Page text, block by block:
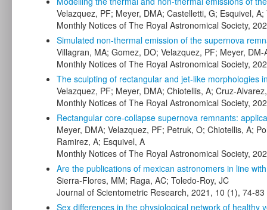
Velazquez, PF; Meyer, DMA; Castelletti, G; Esquivel,
Monthly Notices of The Royal Astronomical Society,
Simulated non-thermal emission of the supernova
Villagran, MA; Gomez, DO; Velazquez, PF; Meyer,
Monthly Notices of The Royal Astronomical Society,
The sculpting of rectangular and jet-like morphologies
Velazquez, PF; Meyer, DMA; Chiotellis, A; Cruz-
Monthly Notices of The Royal Astronomical Society,
Rectangular core-collapse supernova remnants:
Meyer, DMA; Velazquez, PF; Petruk, O; Chiotellis, A;
Ramirez, A; Esquivel, A
Monthly Notices of The Royal Astronomical Society,
Are the publications of mexican astronomers in line
Sierra-Flores, MM; Raga, AC; Toledo-Roy, JC
Journal of Scientometric Research, 2021, 10 (1), 74-83
Sex differences in the physiological network of healthy